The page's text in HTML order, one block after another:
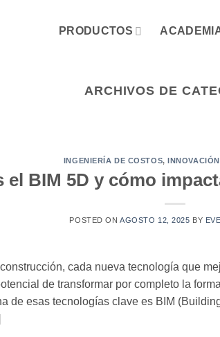
PRODUCTOS
ARCHIVOS DE
INGENIERÍA DE COSTOS,
el BIM 5D y cómo
POSTED ONAGOSTO 12, 2025 BY
cada nueva tecnología que
de transformar por completo la
de esas tecnologías clave es BIM